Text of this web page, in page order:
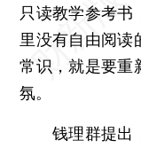
只读教学参考书
里没有自由阅读
常识，就是要重
氛。
钱理群提出，